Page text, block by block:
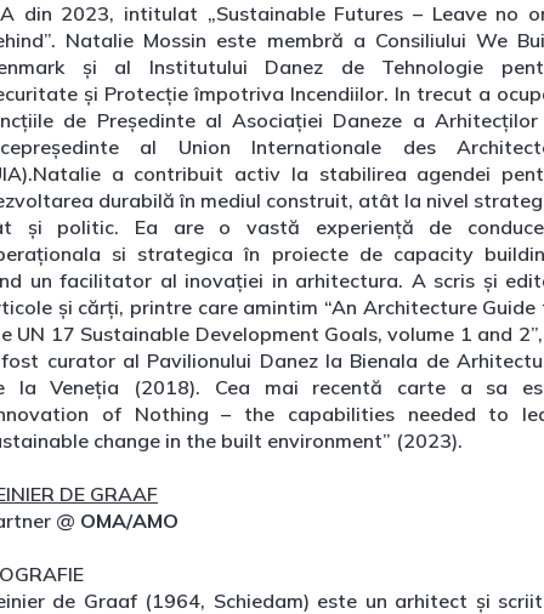
din 2023, intitulat „Sustainable Futures – Leave no
Natalie Mossin este membră a Consiliului We
și al Institutului Danez de Tehnologie
și Protecție împotriva Incendiilor. In trecut a
de Președinte al Asociației Daneze a
al Union Internationale des
a contribuit activ la stabilirea agendei
durabilă în mediul construit, atât la nivel
și politic. Ea are o vastă experiență de
si strategica în proiecte de capacity
un facilitator al inovației in arhitectura. A scris și
și cărți, printre care amintim “An Architecture Guide
UN 17 Sustainable Development Goals, volume 1 and
curator al Pavilionului Danez la Bienala de
la Veneția (2018). Cea mai recentă carte a sa
of Nothing – the capabilities needed to
change in the built environment” (2023).
DE GRAAF
@ OMA/AMO
de Graaf (1964, Schiedam) este un arhitect și